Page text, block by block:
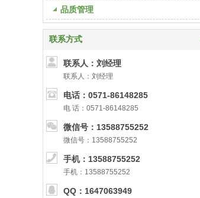
品质管理
联系方式
联系人：刘经理
联系人：刘经理
电话：0571-86148285
电 话：0571-86148285
微信号：13588755252
微信号：13588755252
手机：13588755252
手机：13588755252
QQ：1647063949